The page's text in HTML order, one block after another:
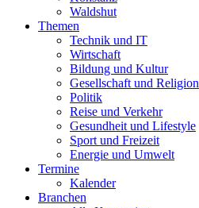
Waldshut
Themen
Technik und IT
Wirtschaft
Bildung und Kultur
Gesellschaft und Religion
Politik
Reise und Verkehr
Gesundheit und Lifestyle
Sport und Freizeit
Energie und Umwelt
Termine
Kalender
Branchen